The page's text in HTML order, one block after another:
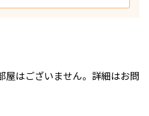
屋はございません。詳細はお問